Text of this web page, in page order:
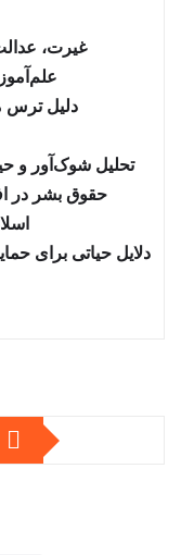
غیرت،
دلیل ترس
تحلیل شوک‌آور و
حقوق بشر در
دلایل حیاتی برای